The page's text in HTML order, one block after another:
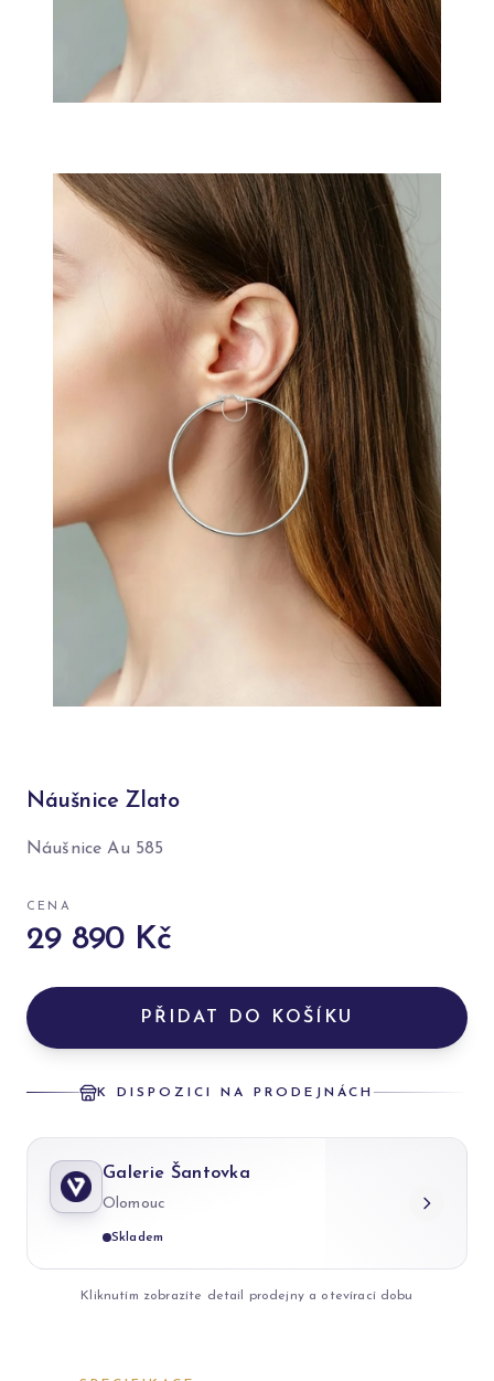
Náušnice Zlato
Náušnice Au 585
CENA
29 890 Kč
PŘIDAT DO KOŠÍKU
K DISPOZICI NA PRODEJNÁCH
Galerie Šantovka
Olomouc
Skladem
Kliknutím zobrazíte detail prodejny a otevírací dobu